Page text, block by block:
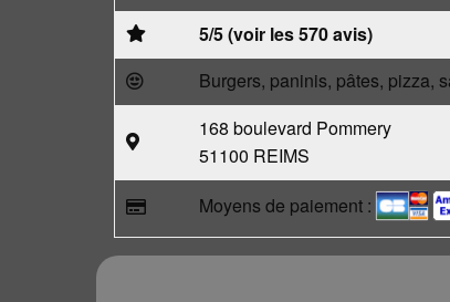
5/5 (voir les 570 avis)
Burgers, paninis, pâtes, pizza,
168 boulevard Pommery
51100 REIMS
Moyens de paiement :